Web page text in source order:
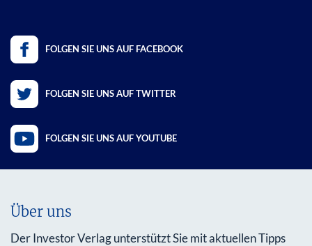
FOLGEN SIE UNS AUF FACEBOOK
FOLGEN SIE UNS AUF TWITTER
FOLGEN SIE UNS AUF YOUTUBE
Über uns
Der Investor Verlag unterstützt Sie mit aktuellen Tipps